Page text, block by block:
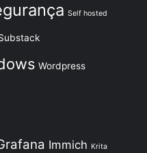
Self hosted
Wordpress
Immich Krita